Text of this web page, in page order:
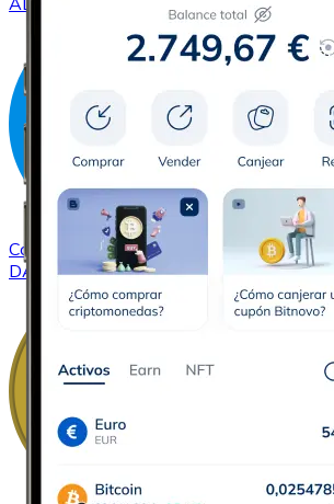
Comprar Dash con transferencia bancaria
DASH